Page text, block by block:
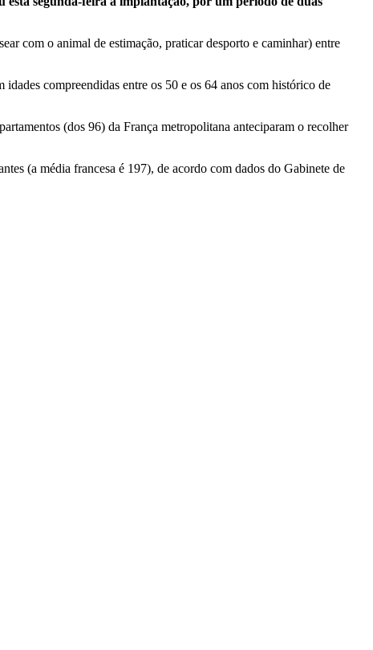
com o animal de estimação, praticar desporto e caminhar) entre
compreendidas entre os 50 e os 64 anos com histórico de
(dos 96) da França metropolitana anteciparam o recolher
(a média francesa é 197), de acordo com dados do Gabinete de